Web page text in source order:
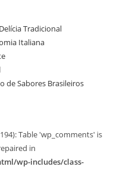
Tradicional
Italiana
de Sabores Brasileiros
Table 'wp_comments' is
in
wp-includes/class-